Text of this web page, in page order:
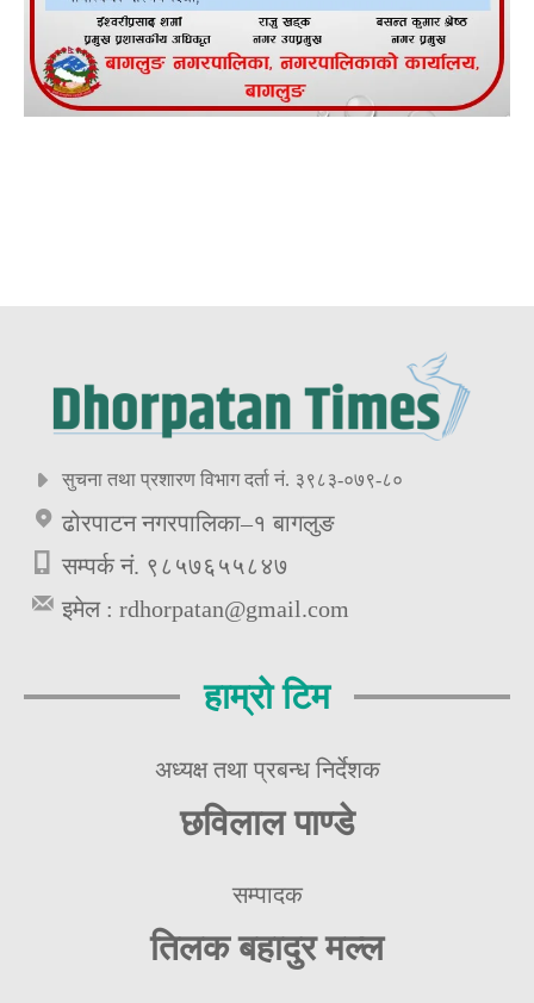
सुचना तथा प्रशारण विभाग दर्ता नं. ३९८३-०७९-८०
ढोरपाटन नगरपालिका–१ बागलुङ
सम्पर्क नं. ९८५७६५५८४७
इमेल : rdhorpatan@gmail.com
हाम्रो टिम
अध्यक्ष तथा प्रबन्ध निर्देशक
छविलाल पाण्डे
सम्पादक
तिलक बहादुर मल्ल